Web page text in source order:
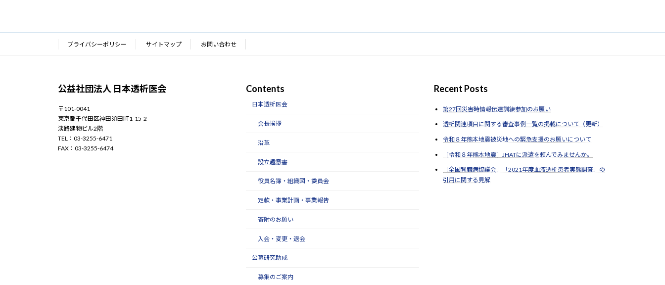
プライバシーポリシー サイトマップ お問い合わせ
公益社団法人 日本透析医会
〒101-0041
東京都千代田区神田須田町1-15-2
淡路建物ビル2階
TEL：03-3255-6471
FAX：03-3255-6474
Contents
日本透析医会
会長挨拶
沿革
設立趣意書
役員名簿・組織図・委員会
定款・事業計画・事業報告
寄附のお願い
入会・変更・退会
公募研究助成
募集のご案内
Recent Posts
第27回災害時情報伝達訓練参加のお願い
透析関連項目に関する審査事例一覧の掲載について（更新）
令和８年熊本地震被災地への緊急支援のお願いについて
［令和８年熊本地震］JHATに派遣を頼んでみませんか。
［全国腎臓病協議会］「2021年度血液透析患者実態調査」の
引用に関する見解